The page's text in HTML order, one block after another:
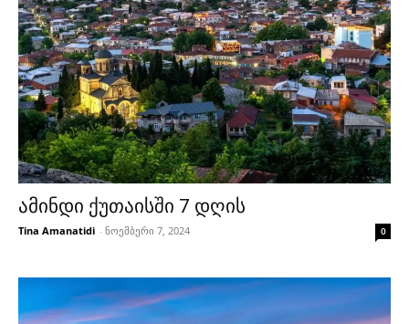
ამინდი ქუთაისში 7 დღის
Tina Amanatidi - ნოემბერი 7, 2024 0